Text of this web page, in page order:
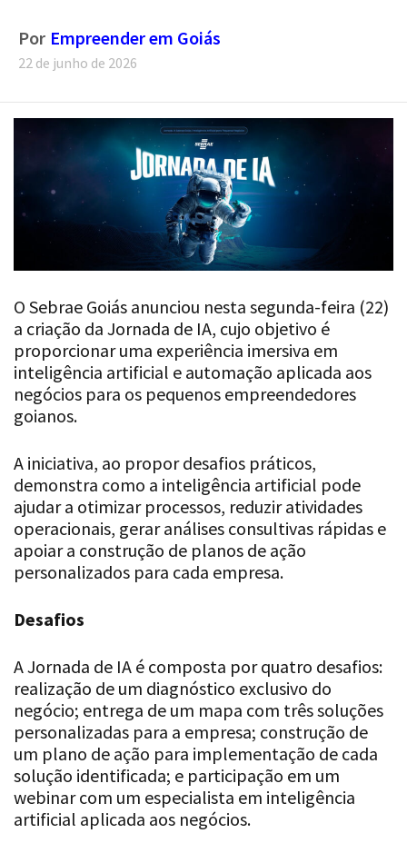
Por Empreender em Goiás
22 de junho de 2026
O Sebrae Goiás anunciou nesta segunda-feira (22)
a criação da Jornada de IA, cujo objetivo é
proporcionar uma experiência imersiva em
inteligência artificial e automação aplicada aos
negócios para os pequenos empreendedores
goianos.
A iniciativa, ao propor desafios práticos,
demonstra como a inteligência artificial pode
ajudar a otimizar processos, reduzir atividades
operacionais, gerar análises consultivas rápidas e
apoiar a construção de planos de ação
personalizados para cada empresa.
Desafios
A Jornada de IA é composta por quatro desafios:
realização de um diagnóstico exclusivo do
negócio; entrega de um mapa com três soluções
personalizadas para a empresa; construção de
um plano de ação para implementação de cada
solução identificada; e participação em um
webinar com um especialista em inteligência
artificial aplicada aos negócios.